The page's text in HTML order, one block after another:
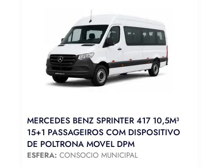
MERCEDES BENZ SPRINTER 417 10,5M³
15+1 PASSAGEIROS COM DISPOSITIVO
DE POLTRONA MOVEL DPM
ESFERA: CONSOCIO MUNICIPAL